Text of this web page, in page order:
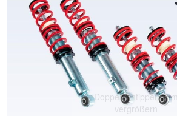
Doppelt antippen zum
vergrößern